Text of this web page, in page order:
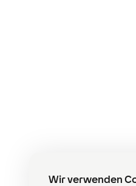
Wir verwenden